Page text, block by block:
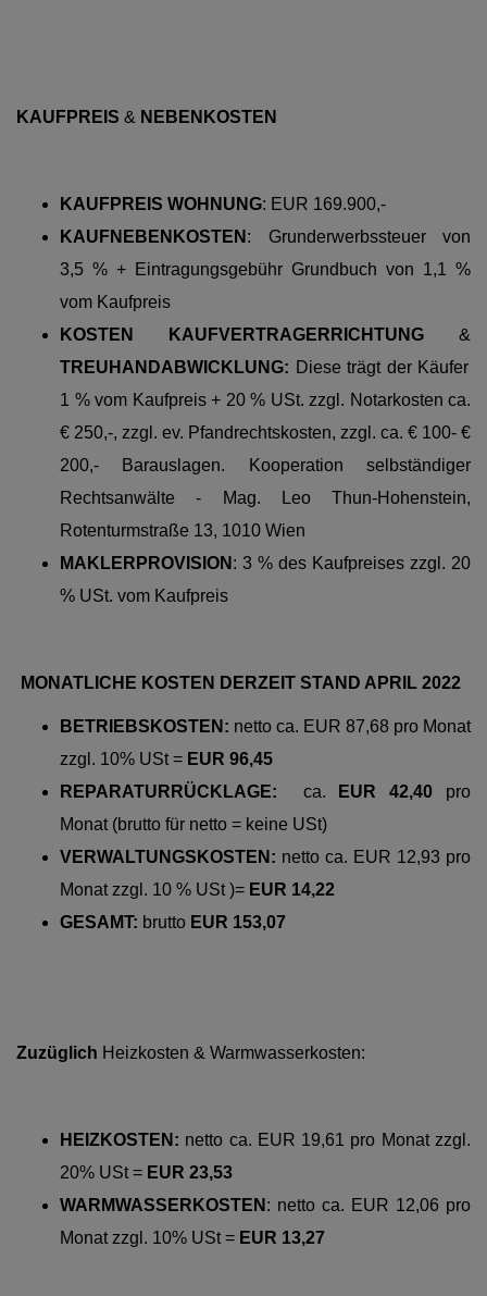
KAUFPREIS & NEBENKOSTEN
KAUFPREIS WOHNUNG: EUR 169.900,-
KAUFNEBENKOSTEN :
Grunderwerbssteuer von
3,5 % + Eintragungsgebühr Grundbuch von 1,1 %
vom Kaufpreis
KOSTEN KAUFVERTRAGERRICHTUNG &
TREUHANDABWICKLUNG: Diese trägt der Käufer
1 % vom Kaufpreis + 20 % USt. zzgl. Notarkosten ca.
€ 250,-, zzgl. ev. Pfandrechtskosten, zzgl. ca. € 100- €
200,- Barauslagen. Kooperation selbständiger
Rechtsanwälte - Mag. Leo Thun-Hohenstein,
Rotenturmstraße 13, 1010 Wien
MAKLERPROVISION : 3 % des Kaufpreises zzgl. 20
% USt. vom Kaufpreis
MONATLICHE KOSTEN DERZEIT STAND APRIL 2022
BETRIEBSKOSTEN: netto ca. EUR 87,68 pro Monat
zzgl. 10% USt = EUR 96,45
REPARATURRÜCKLAGE: ca. EUR 42,40 pro
Monat (brutto für netto = keine USt)
VERWALTUNGSKOSTEN: netto ca. EUR 12,93 pro
Monat zzgl. 10 % USt )= EUR 14,22
GESAMT: brutto EUR 153,07
Zuzüglich Heizkosten & Warmwasserkosten:
HEIZKOSTEN: netto ca. EUR 19,61 pro Monat zzgl.
20% USt = EUR 23,53
WARMWASSERKOSTEN : netto ca. EUR 12,06 pro
Monat zzgl. 10% USt = EUR 13,27